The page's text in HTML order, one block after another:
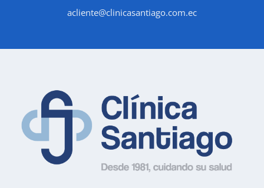
acliente@clinicasantiago.com.ec